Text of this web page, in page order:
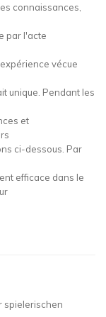
connaissances,
par l'acte
vécue
unique. Pendant les
et
ci-dessous. Par
efficace dans le
spielerischen